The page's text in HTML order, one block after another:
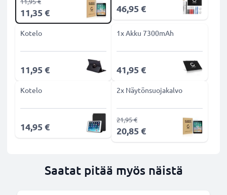
11,35 € 46,95 €
Kotelo
11,95 €
1x Akku 7300mAh
41,95 €
Kotelo
14,95 €
2x Näytönsuojakalvo
20,85 €
21,95 €
Saatat pitää myös näistä